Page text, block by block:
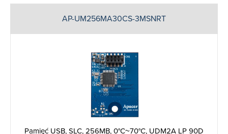
AP-UM256MA30CS-3MSNRT
Pamięć USB, SLC, 256MB, 0°C~70°C, UDM2A LP 90D